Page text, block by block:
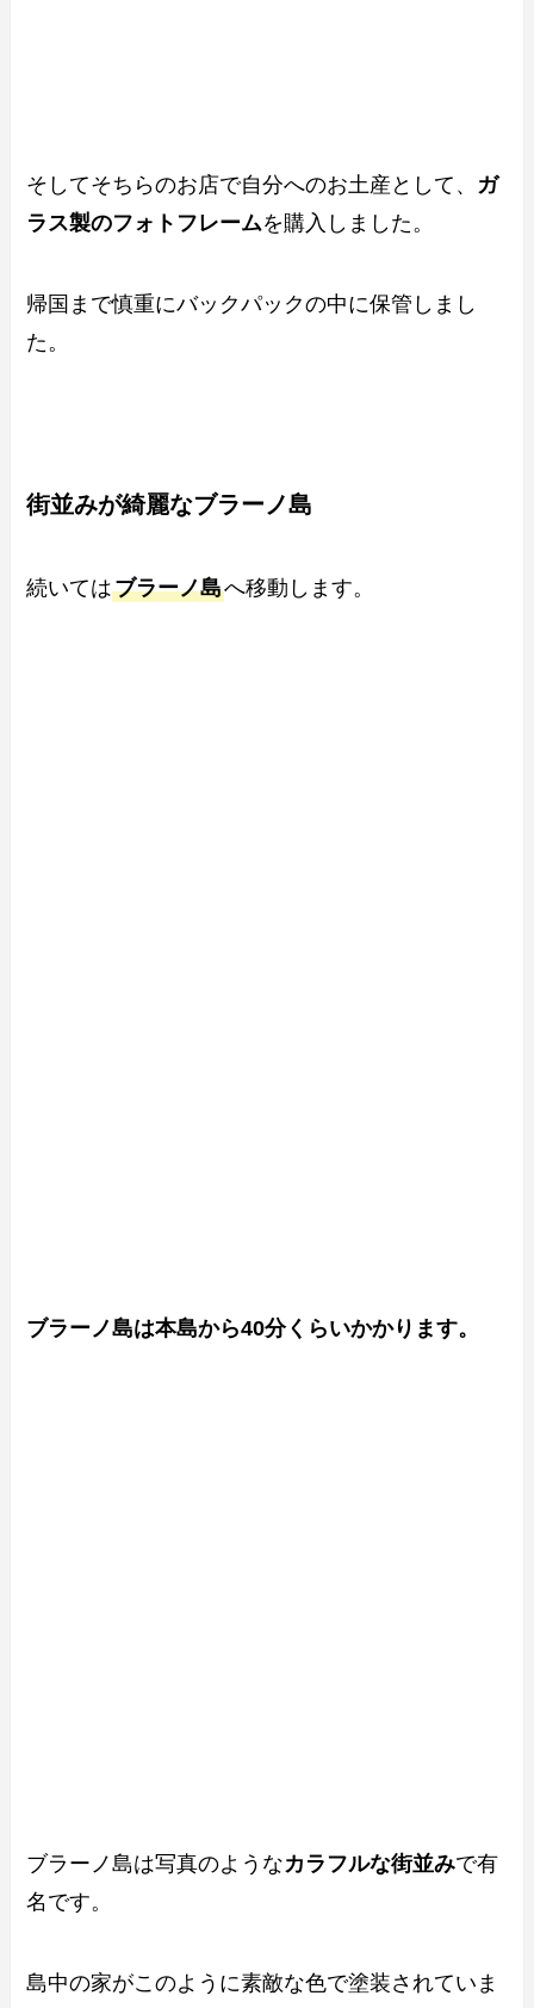
そしてそちらのお店で自分へのお土産として、 ガ
ラス製のフォトフレームを購入しました。
帰国まで慎重にバックパックの中に保管しまし
た。
街並みが綺麗なブラーノ島
続いてはブラーノ島へ移動します。
ブラーノ島は本島から40分くらいかかります。
ブラーノ島は写真のようなカラフルな街並みで有
名です。
島中の家がこのように素敵な色で塗装されていま